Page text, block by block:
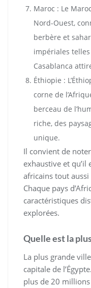
Maroc : Le
Nord-Ouest,
berbère et
impériales
Casablanca
Éthiopie :
corne de
berceau de
riche, des
unique.
Il convient de
exhaustive et
africains tout
Chaque pays
caractéristiques
explorées.
Quelle est la
La plus grande
capitale de
plus de 20 millions